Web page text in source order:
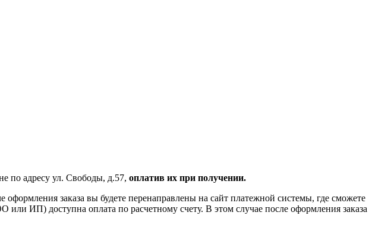
по адресу ул. Свободы, д.57, оплатив их при получении.
оформления заказа вы будете перенаправлены на сайт платежной системы, где сможете
ИП) доступна оплата по расчетному счету. В этом случае после оформления заказа